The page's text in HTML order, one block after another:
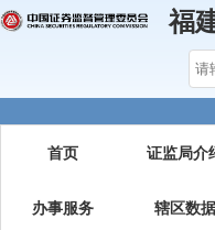
福
首页 证监局介
办事服务 辖区数据